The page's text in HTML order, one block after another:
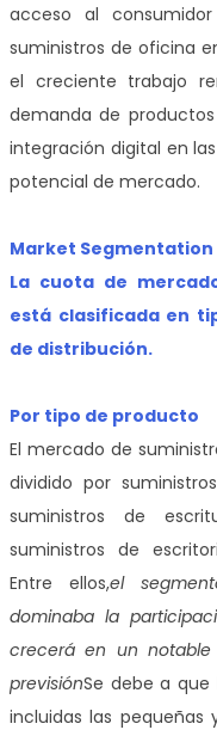
acceso al
suministros de oficina
el creciente trabajo
demanda de
integración digital en
potencial de mercado.
Market Segmentation
La cuota de
está clasificada en
de distribución.
Por tipo de producto
El mercado de
dividido por
suministros de
suministros de
Entre ellos,el
dominaba la
crecerá en un
previsiónSe debe a que
incluidas las pequeñas